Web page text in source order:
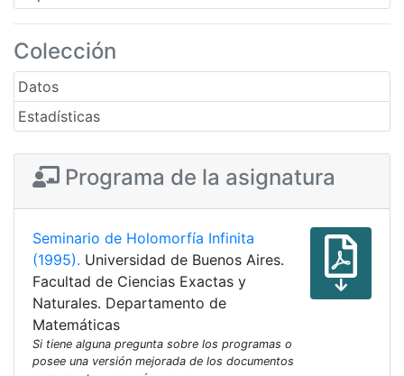
Colección
Datos
Estadísticas
Programa de la asignatura
Seminario de Holomorfía Infinita
(1995). Universidad de Buenos Aires.
Facultad de Ciencias Exactas y
Naturales. Departamento de
Matemáticas
Si tiene alguna pregunta sobre los programas o
posee una versión mejorada de los documentos